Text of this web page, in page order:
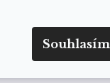
Souhlasím